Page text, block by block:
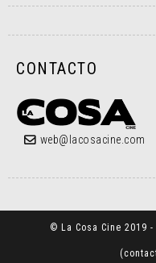
CONTACTO
web@lacosacine.com
© La Cosa Cine 2019
(